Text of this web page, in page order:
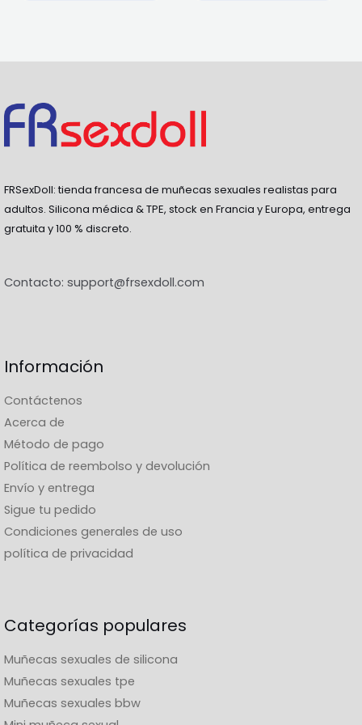
FRSexDoll: tienda francesa de muñecas sexuales realistas para
adultos. Silicona médica & TPE, stock en Francia y Europa, entrega
gratuita y 100 % discreto.
Contacto: support@frsexdoll.com
Información
Contáctenos
Acerca de
Método de pago
Política de reembolso y devolución
Envío y entrega
Sigue tu pedido
Condiciones generales de uso
política de privacidad
Categorías populares
Muñecas sexuales de silicona
Muñecas sexuales tpe
Muñecas sexuales bbw